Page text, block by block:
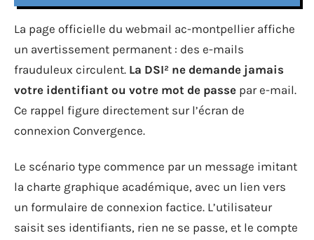
La page officielle du webmail ac-montpellier affiche
un avertissement permanent : des e-mails
frauduleux circulent. La DSI² ne demande jamais
votre identifiant ou votre mot de passe par e-mail.
Ce rappel figure directement sur l’écran de
connexion Convergence.
Le scénario type commence par un message imitant
la charte graphique académique, avec un lien vers
un formulaire de connexion factice. L’utilisateur
saisit ses identifiants, rien ne se passe, et le compte